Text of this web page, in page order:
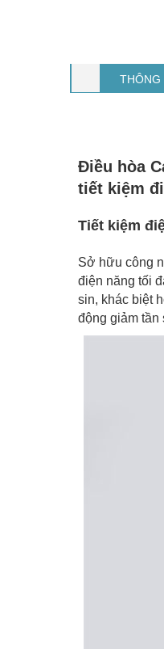
THÔNG
Điều hòa
tiết kiệm
Tiết kiệm
Sở hữu công
điện năng tối
sin, khác biệt
động giảm tần